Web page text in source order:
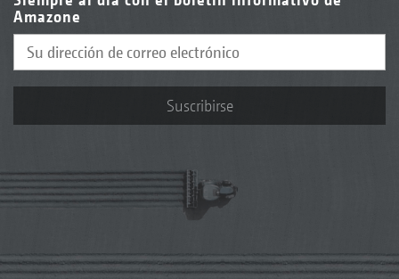
Amazone
Suscribirse